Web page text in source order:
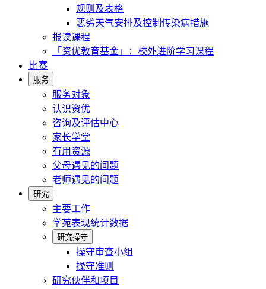
规则及表格
恶劣天气安排及控制传染病措施
报读课程
「资优教育基金」：校外进阶学习课程
比赛
服务
服务对象
认识资优
咨询及评估中心
家长学堂
有用资源
父母遇见的问题
老师遇见的问题
研究
主要工作
学苑表现统计数据
研究操守
操守审查小组
操守准则
研究伙伴和项目